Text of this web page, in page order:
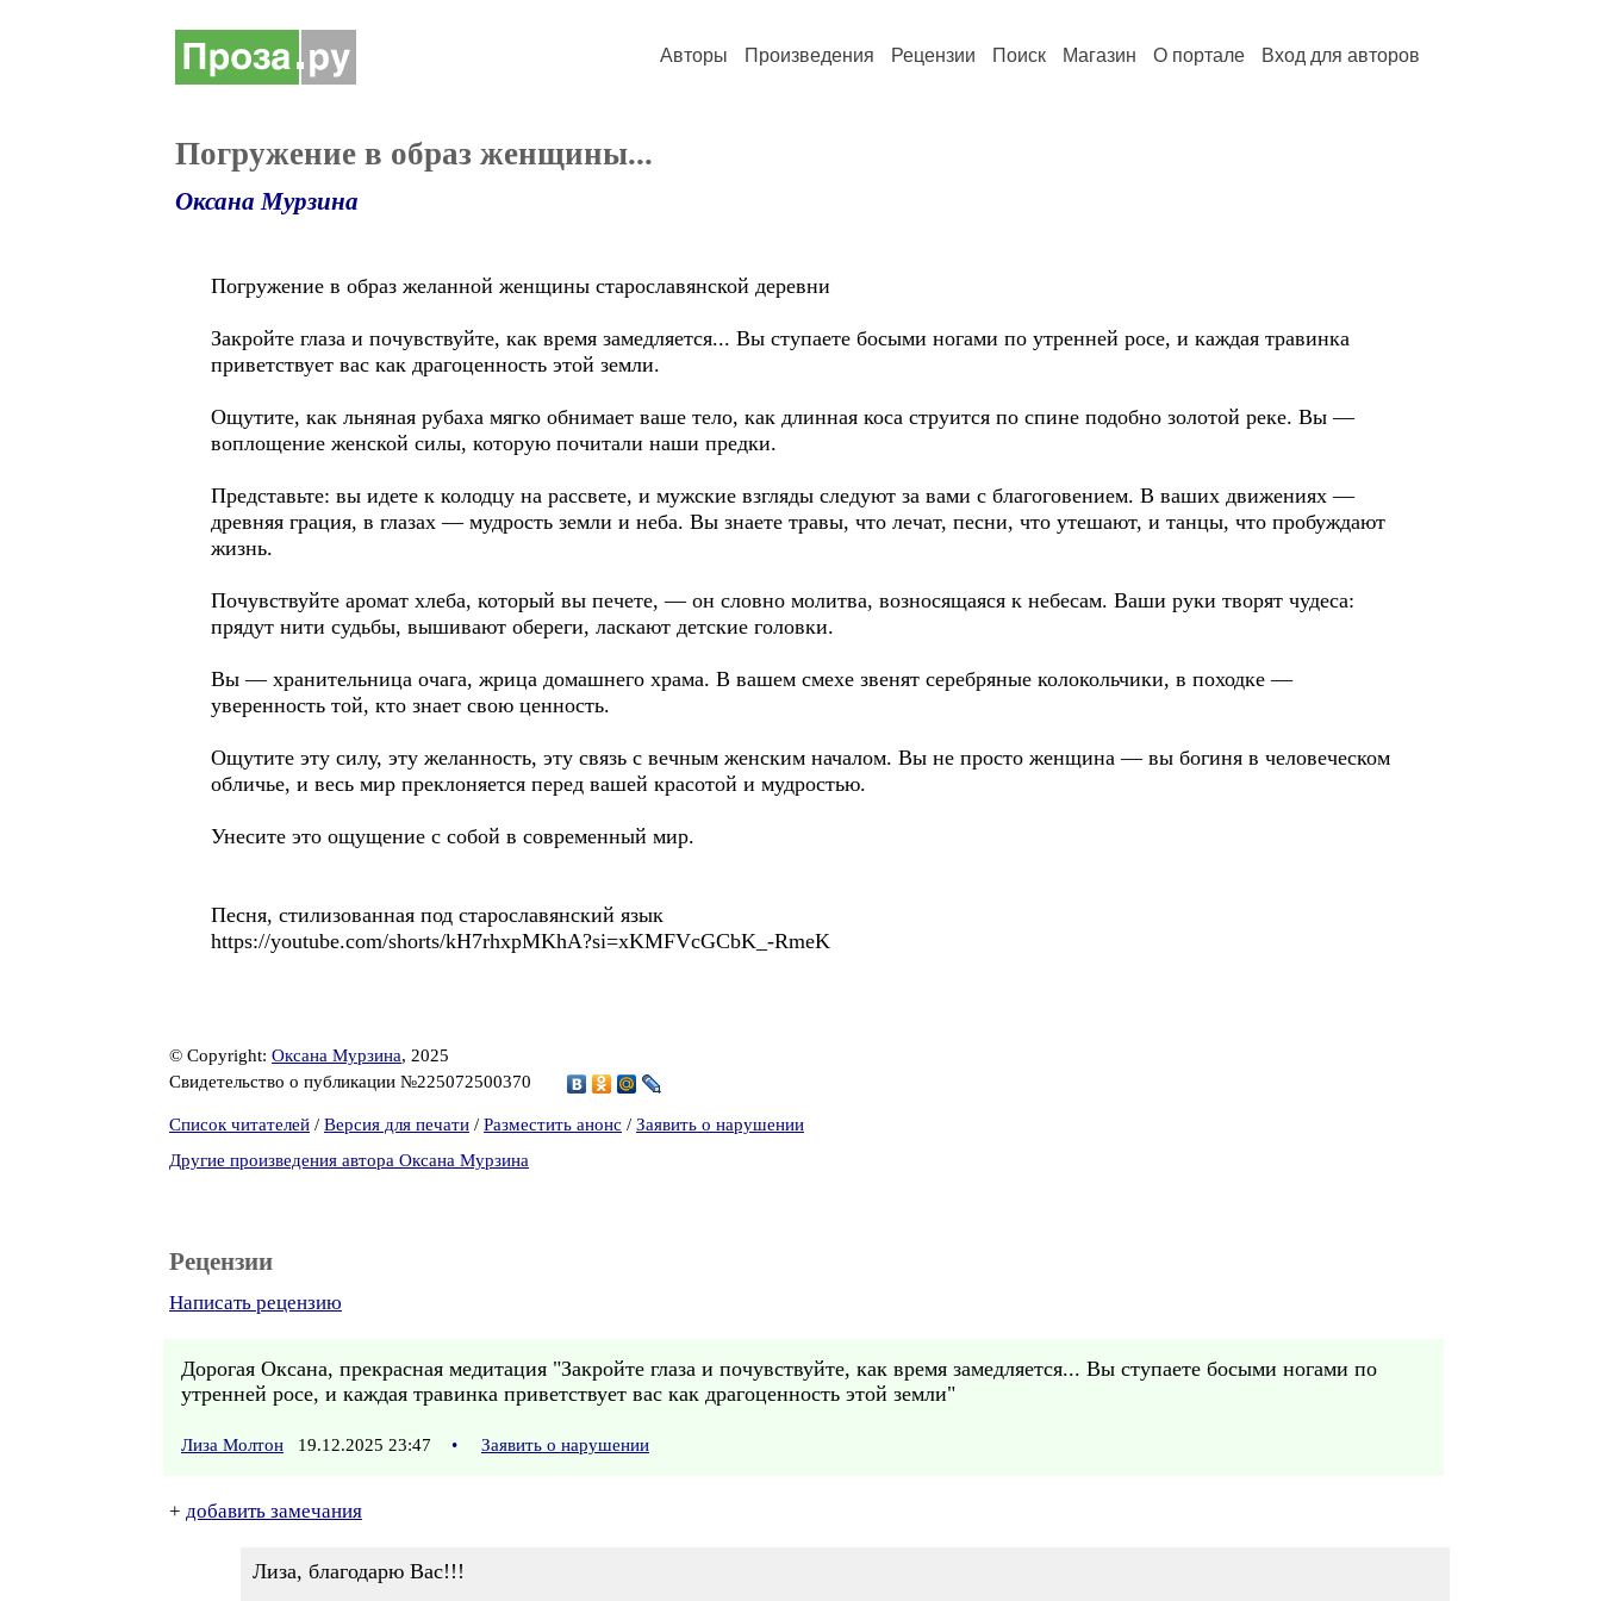
Авторы Произведения Рецензии Поиск Магазин О портале Вход для авторов
Погружение в образ женщины...
Оксана Мурзина
Погружение в образ желанной женщины старославянской деревни
Закройте глаза и почувствуйте, как время замедляется... Вы ступаете босыми ногами по утренней росе, и каждая травинка
приветствует вас как драгоценность этой земли.
Ощутите, как льняная рубаха мягко обнимает ваше тело, как длинная коса струится по спине подобно золотой реке. Вы —
воплощение женской силы, которую почитали наши предки.
Представьте: вы идете к колодцу на рассвете, и мужские взгляды следуют за вами с благоговением. В ваших движениях —
древняя грация, в глазах — мудрость земли и неба. Вы знаете травы, что лечат, песни, что утешают, и танцы, что пробуждают
жизнь.
Почувствуйте аромат хлеба, который вы печете, — он словно молитва, возносящаяся к небесам. Ваши руки творят чудеса:
прядут нити судьбы, вышивают обереги, ласкают детские головки.
Вы — хранительница очага, жрица домашнего храма. В вашем смехе звенят серебряные колокольчики, в походке —
уверенность той, кто знает свою ценность.
Ощутите эту силу, эту желанность, эту связь с вечным женским началом. Вы не просто женщина — вы богиня в человеческом
обличье, и весь мир преклоняется перед вашей красотой и мудростью.
Унесите это ощущение с собой в современный мир.
Песня, стилизованная под старославянский язык
https://youtube.com/shorts/kH7rhxpMKhA?si=xKMFVcGCbK_-RmeK
© Copyright: Оксана Мурзина, 2025
Свидетельство о публикации №225072500370
Список читателей / Версия для печати / Разместить анонс / Заявить о нарушении
Другие произведения автора Оксана Мурзина
Рецензии
Написать рецензию
Дорогая Оксана, прекрасная медитация "Закройте глаза и почувствуйте, как время замедляется... Вы ступаете босыми ногами по
утренней росе, и каждая травинка приветствует вас как драгоценность этой земли"
Лиза Молтон 19.12.2025 23:47 • Заявить о нарушении
+ добавить замечания
Лиза, благодарю Вас!!!